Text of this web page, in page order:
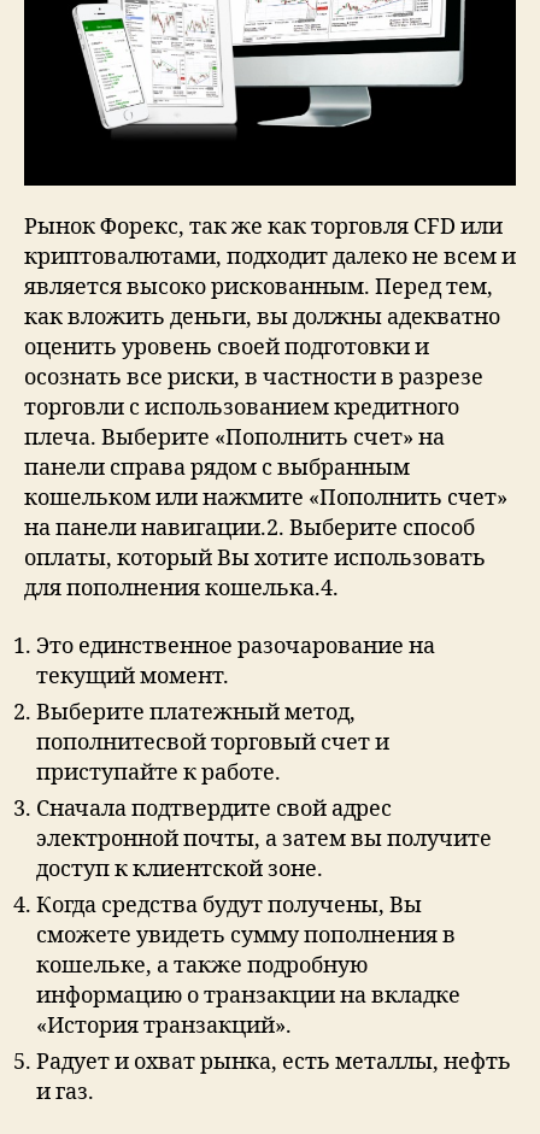
Рынок Форекс, так же как торговля CFD или
криптовалютами, подходит далеко не всем и
является высоко рискованным. Перед тем,
как вложить деньги, вы должны адекватно
оценить уровень своей подготовки и
осознать все риски, в частности в разрезе
торговли с использованием кредитного
плеча. Выберите «Пополнить счет» на
панели справа рядом с выбранным
кошельком или нажмите «Пополнить счет»
на панели навигации.2. Выберите способ
оплаты, который Вы хотите использовать
для пополнения кошелька.4.
Это единственное разочарование на
текущий момент.
Выберите платежный метод,
пополнитесвой торговый счет и
приступайте к работе.
Сначала подтвердите свой адрес
электронной почты, а затем вы получите
доступ к клиентской зоне.
Когда средства будут получены, Вы
сможете увидеть сумму пополнения в
кошельке, а также подробную
информацию о транзакции на вкладке
«История транзакций».
Радует и охват рынка, есть металлы, нефть
и газ.